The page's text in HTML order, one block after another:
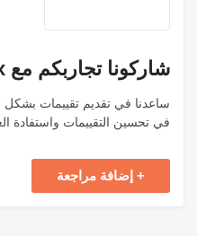
شاركونا تجاربكم مع Hubtex
ساعدنا في تقديم تقييمات
في تحسين التقييمات واستفادة
+ إضافة مراجعة